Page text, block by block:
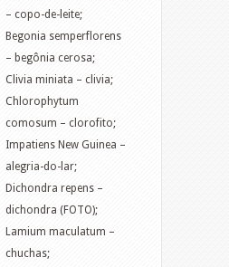
– copo-de-leite;
Begonia semperflorens
– begônia cerosa;
Clivia miniata – clivia;
Chlorophytum
comosum – clorofito;
Impatiens New Guinea –
alegria-do-lar;
Dichondra repens –
dichondra (FOTO);
Lamium maculatum –
chuchas;